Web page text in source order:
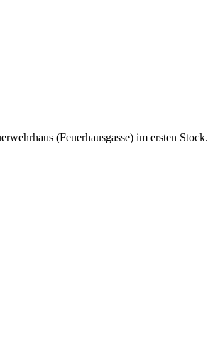
(Feuerhausgasse) im ersten Stock.